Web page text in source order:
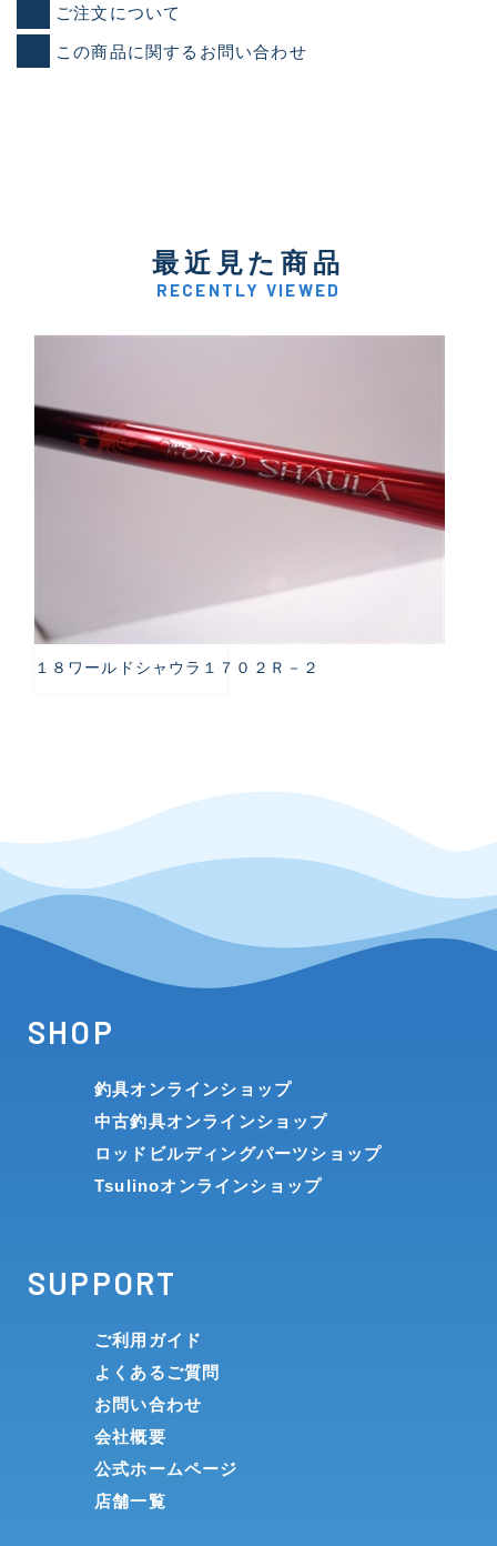
ご注文について
この商品に関するお問い合わせ
最近見た商品
RECENTLY VIEWED
１８ワールドシャウラ１７０２Ｒ－２
SHOP
釣具オンラインショップ
中古釣具オンラインショップ
ロッドビルディングパーツショップ
Tsulinoオンラインショップ
SUPPORT
ご利用ガイド
よくあるご質問
お問い合わせ
会社概要
公式ホームページ
店舗一覧